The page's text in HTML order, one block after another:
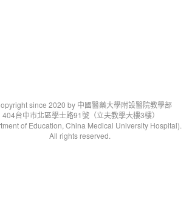
since 2020 by 中國醫藥大學附設醫院教學部
404台中市北區學士路91號（立夫教學大樓3樓）
of Education, China Medical University Hospital).
All rights reserved.